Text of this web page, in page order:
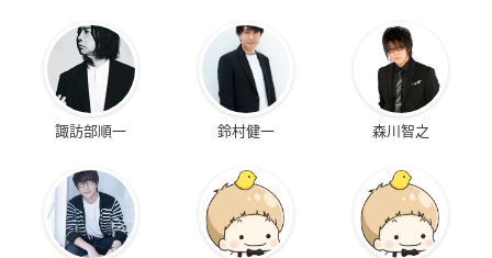
諏訪部順一 鈴村健一 森川智之